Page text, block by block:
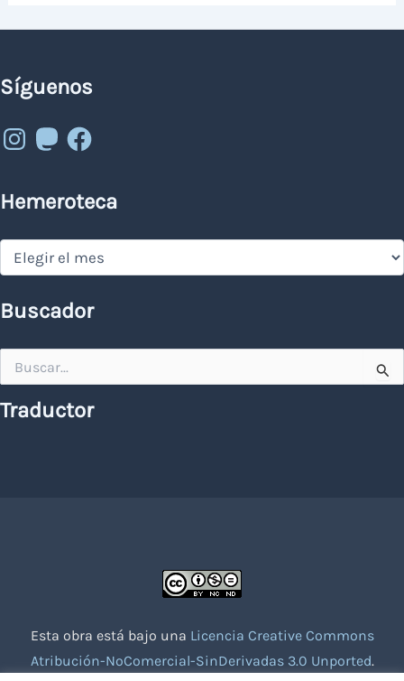
Síguenos
Instagram
MastodonFacebook
Hemeroteca
Hemeroteca
Buscador
por:
Traductor
Esta obra está bajo una Licencia Creative Commons
Atribución-NoComercial-SinDerivadas 3.0 Unported.